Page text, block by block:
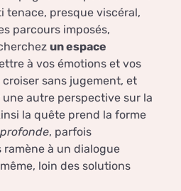
tenace, presque viscéral,
parcours imposés,
un espace
à vos émotions et vos
sans jugement, et
une autre perspective sur la
la quête prend la forme
, parfois
à un dialogue
loin des solutions